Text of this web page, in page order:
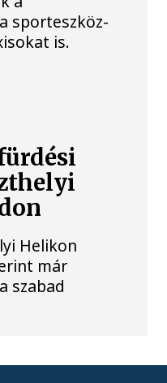
sporteszköz-
is.
Helikon
már
szabad